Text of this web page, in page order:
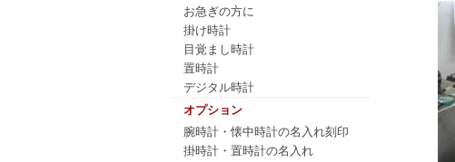
お急ぎの方に
掛け時計
目覚まし時計
置時計
デジタル時計
オプション
腕時計・懐中時計の名入れ刻印
掛時計・置時計の名入れ